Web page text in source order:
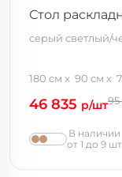
Стол
серый светлый/
180 см 90 см
46 835 р/шт95
В наличии
от 1 до 9 шт